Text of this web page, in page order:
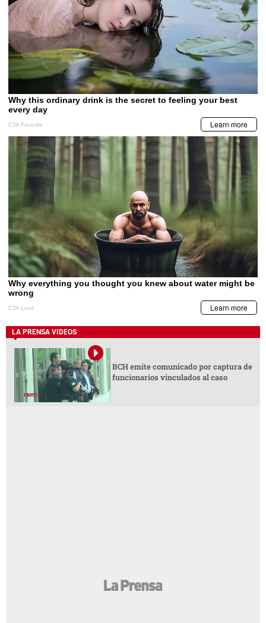
LA PRENSA VIDEOS
BCH emite comunicado por captura de
funcionarios vinculados al caso